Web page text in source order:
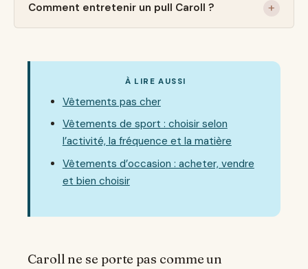
Comment entretenir un pull Caroll ?
À LIRE AUSSI
Vêtements pas cher
Vêtements de sport : choisir selon
l’activité, la fréquence et la matière
Vêtements d’occasion : acheter, vendre
et bien choisir
Caroll ne se porte pas comme un